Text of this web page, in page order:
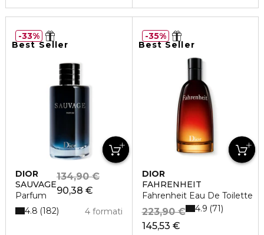
Best Seller
DIOR
SAUVAGE
Parfum
90,38 €
134,90 €
4 formati
4.8 182
33%
Best Seller
DIOR
FAHRENHEIT
Fahrenheit Eau De Toilette
145,53 €
223,90 € 4.9 71
35%